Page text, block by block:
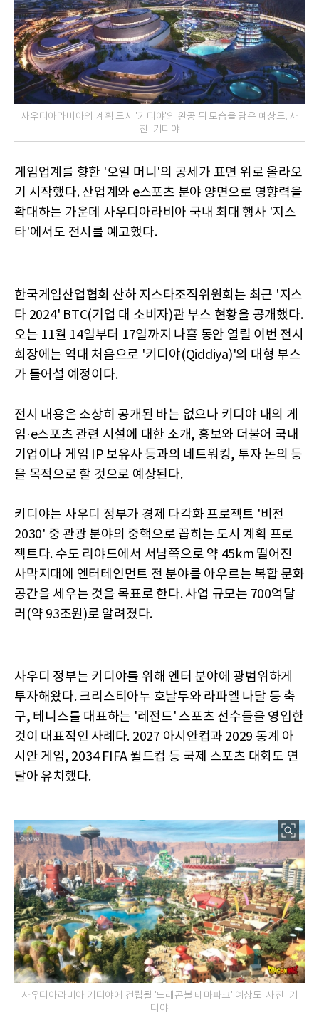
사우디아라비아의 계획 도시 '키디야'의 완공 뒤 모습을 담은 예상도. 사
진=키디야
게임업계를 향한 '오일 머니'의 공세가 표면 위로 올라오
기 시작했다. 산업계와 e스포츠 분야 양면으로 영향력을
확대하는 가운데 사우디아라비아 국내 최대 행사 '지스
타'에서도 전시를 예고했다.
한국게임산업협회 산하 지스타조직위원회는 최근 '지스
타 2024' BTC(기업 대 소비자)관 부스 현황을 공개했다.
오는 11월 14일부터 17일까지 나흘 동안 열릴 이번 전시
회장에는 역대 처음으로 '키디야(Qiddiya)'의 대형 부스
가 들어설 예정이다.
전시 내용은 소상히 공개된 바는 없으나 키디야 내의 게
임·e스포츠 관련 시설에 대한 소개, 홍보와 더불어 국내
기업이나 게임 IP 보유사 등과의 네트워킹, 투자 논의 등
을 목적으로 할 것으로 예상된다.
키디야는 사우디 정부가 경제 다각화 프로젝트 '비전
2030' 중 관광 분야의 중핵으로 꼽히는 도시 계획 프로
젝트다. 수도 리야드에서 서남쪽으로 약 45km 떨어진
사막지대에 엔터테인먼트 전 분야를 아우르는 복합 문화
공간을 세우는 것을 목표로 한다. 사업 규모는 700억달
러(약 93조원)로 알려졌다.
사우디 정부는 키디야를 위해 엔터 분야에 광범위하게
투자해왔다. 크리스티아누 호날두와 라파엘 나달 등 축
구, 테니스를 대표하는 '레전드' 스포츠 선수들을 영입한
것이 대표적인 사례다. 2027 아시안컵과 2029 동계 아
시안 게임, 2034 FIFA 월드컵 등 국제 스포츠 대회도 연
달아 유치했다.
사우디아라비아 키디야에 건립될 '드래곤볼 테마파크' 예상도. 사진=키
디야